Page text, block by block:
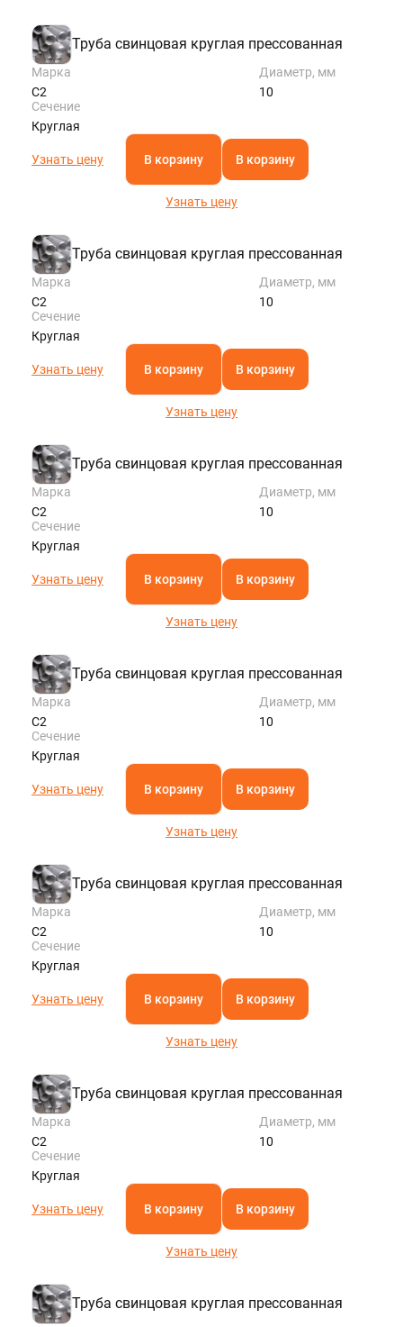
Труба свинцовая круглая прессованная
Марка
С2
Диаметр, мм
10
Сечение
Круглая
Узнать цену В корзину В корзину
Узнать цену
Труба свинцовая круглая прессованная
Марка
С2
Диаметр, мм
10
Сечение
Круглая
Узнать цену В корзину В корзину
Узнать цену
Труба свинцовая круглая прессованная
Марка
С2
Диаметр, мм
10
Сечение
Круглая
Узнать цену В корзину В корзину
Узнать цену
Труба свинцовая круглая прессованная
Марка
С2
Диаметр, мм
10
Сечение
Круглая
Узнать цену В корзину В корзину
Узнать цену
Труба свинцовая круглая прессованная
Марка
С2
Диаметр, мм
10
Сечение
Круглая
Узнать цену В корзину В корзину
Узнать цену
Труба свинцовая круглая прессованная
Марка
С2
Диаметр, мм
10
Сечение
Круглая
Узнать цену В корзину В корзину
Узнать цену
Труба свинцовая круглая прессованная